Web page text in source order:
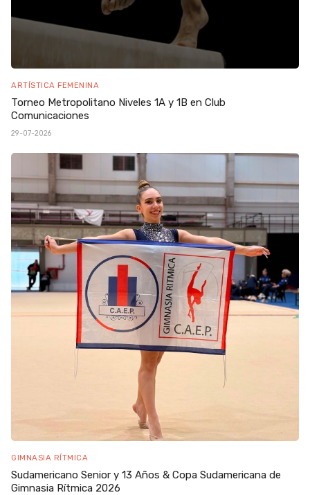
ARTÍSTICA FEMENINA
Torneo Metropolitano Niveles 1A y 1B en Club
Comunicaciones
29-07-2026
GIMNASIA RÍTMICA
Sudamericano Senior y 13 Años & Copa Sudamericana de
Gimnasia Rítmica 2026